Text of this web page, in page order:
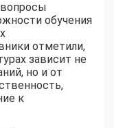
обучения
отметили,
зависит не
но и от
к